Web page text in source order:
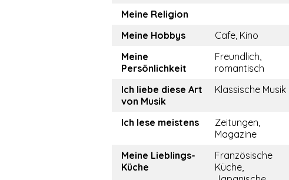
Meine Religion
Meine Hobbys
Cafe, Kino
Meine
Persönlichkeit
Freundlich,
romantisch
Ich liebe diese Art
von Musik
Klassische Musik
Ich lese meistens
Zeitungen,
Magazine
Meine Lieblings-
Küche
Französische
Küche,